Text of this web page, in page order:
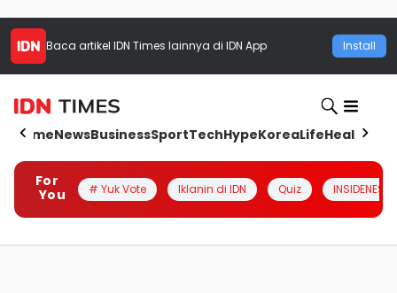
Baca artikel IDN Times lainnya di IDN App Install
HomeNewsBusinessSportTechHypeKoreaLifeHealth
For
You
# Yuk Vote Iklanin di IDN Quiz INSIDENESIA